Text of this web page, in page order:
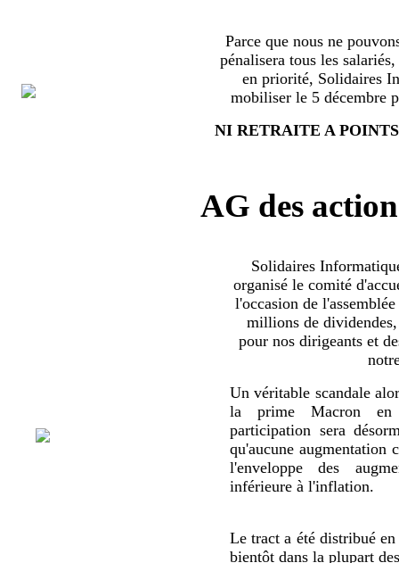
Parce que nous ne
pénalisera tous les
en priorité, Solidaires
mobiliser le 5 décembre
NI RETRAITE A
AG des
Solidaires
organisé le comité
l'occasion de
millions de
pour nos dirigeants et
Un véritable scandale
la prime Macron
participation sera
qu'aucune augmentation
l'enveloppe des
inférieure à l'inflation.
Le tract a été distribué en
bientôt dans la plupart